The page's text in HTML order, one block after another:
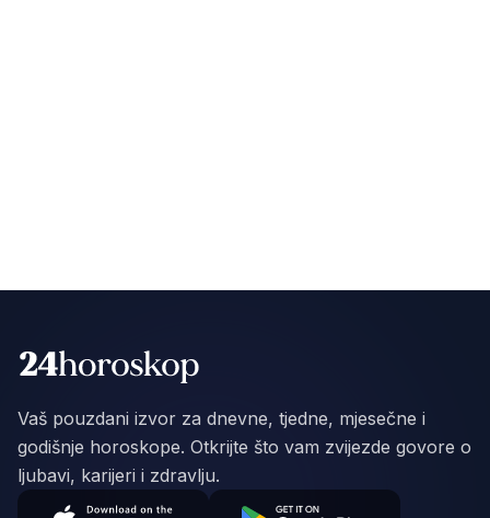
Vaš pouzdani izvor za dnevne, tjedne, mjesečne i
godišnje horoskope. Otkrijte što vam zvijezde govore o
ljubavi, karijeri i zdravlju.